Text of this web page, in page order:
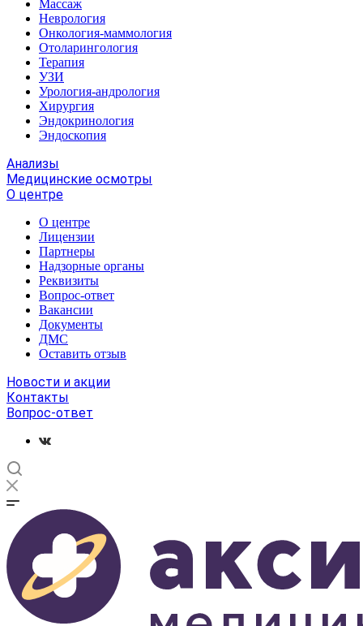
Массаж
Неврология
Онкология-маммология
Отоларингология
Терапия
УЗИ
Урология-андрология
Хирургия
Эндокринология
Эндоскопия
Анализы
Медицинские осмотры
О центре
О центре
Лицензии
Партнеры
Надзорные органы
Реквизиты
Вопрос-ответ
Вакансии
Документы
ДМС
Оставить отзыв
Новости и акции
Контакты
Вопрос-ответ